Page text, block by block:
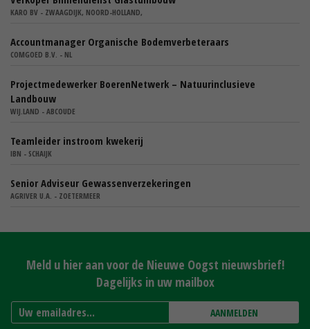
KARO BV - ZWAAGDIJK, NOORD-HOLLAND,
Accountmanager Organische Bodemverbeteraars
COMGOED B.V. - NL
Projectmedewerker BoerenNetwerk – Natuurinclusieve
Landbouw
WIJ.LAND - ABCOUDE
Teamleider instroom kwekerij
IBN - SCHAIJK
Senior Adviseur Gewassenverzekeringen
AGRIVER U.A. - ZOETERMEER
Meld u hier aan voor de Nieuwe Oogst nieuwsbrief!
Dagelijks in uw mailbox
AANMELDEN